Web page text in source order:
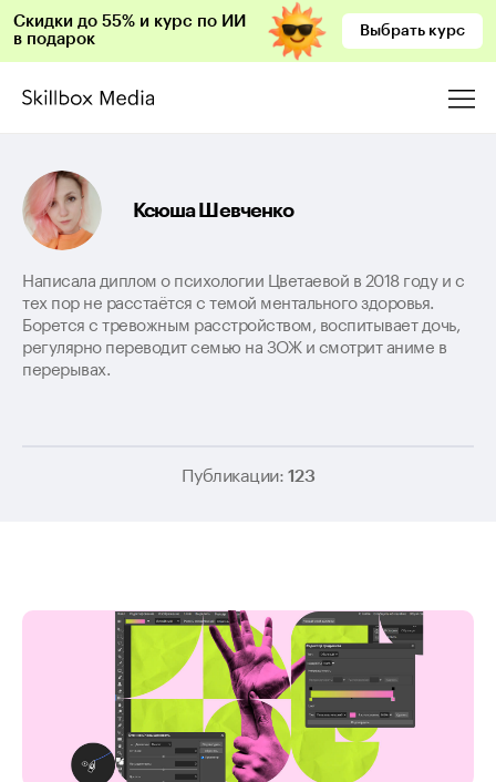
Скидки до 55% и курс по ИИ
в подарок
Выбрать курс
Ксюша Шевченко
Написала диплом о психологии Цветаевой в 2018 году и с
тех пор не расстаётся с темой ментального здоровья.
Борется с тревожным расстройством, воспитывает дочь,
регулярно переводит семью на ЗОЖ и смотрит аниме в
перерывах.
Публикации: 123